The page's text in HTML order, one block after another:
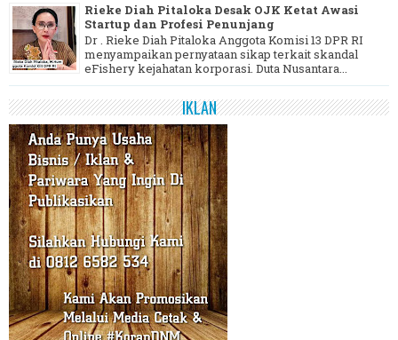
Rieke Diah Pitaloka Desak OJK Ketat Awasi
Startup dan Profesi Penunjang
Dr . Rieke Diah Pitaloka Anggota Komisi 13 DPR RI
menyampaikan pernyataan sikap terkait skandal
eFishery kejahatan korporasi. Duta Nusantara...
IKLAN